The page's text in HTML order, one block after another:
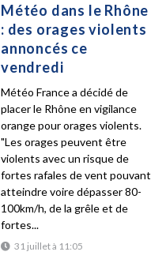
Météo dans le Rhône
: des orages violents
annoncés ce
vendredi
31 juillet à 11:05
Météo France a décidé de
placer le Rhône en vigilance
orange pour orages violents.
"Les orages peuvent être
violents avec un risque de
fortes rafales de vent pouvant
atteindre voire dépasser 80-
100km/h, de la grêle et de
fortes...